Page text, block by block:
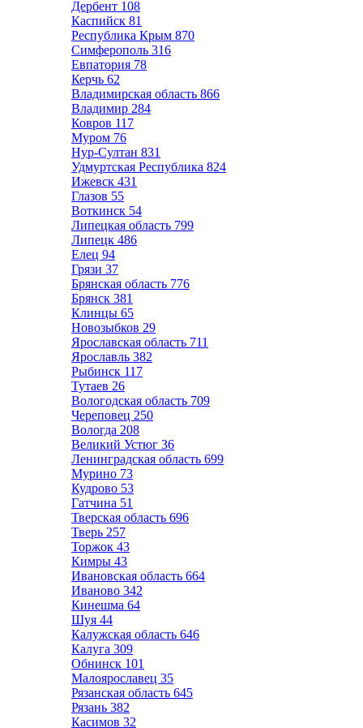
Дербент 108
Каспийск 81
Республика Крым 870
Симферополь 316
Евпатория 78
Керчь 62
Владимирская область 866
Владимир 284
Ковров 117
Муром 76
Нур-Султан 831
Удмуртская Республика 824
Ижевск 431
Глазов 55
Воткинск 54
Липецкая область 799
Липецк 486
Елец 94
Грязи 37
Брянская область 776
Брянск 381
Клинцы 65
Новозыбков 29
Ярославская область 711
Ярославль 382
Рыбинск 117
Тутаев 26
Вологодская область 709
Череповец 250
Вологда 208
Великий Устюг 36
Ленинградская область 699
Мурино 73
Кудрово 53
Гатчина 51
Тверская область 696
Тверь 257
Торжок 43
Кимры 43
Ивановская область 664
Иваново 342
Кинешма 64
Шуя 44
Калужская область 646
Калуга 309
Обнинск 101
Малоярославец 35
Рязанская область 645
Рязань 382
Касимов 32